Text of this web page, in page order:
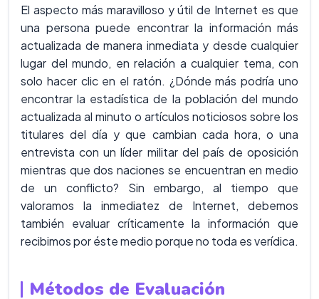
El aspecto más maravilloso y útil de Internet es que
una persona puede encontrar la información más
actualizada de manera inmediata y desde cualquier
lugar del mundo, en relación a cualquier tema, con
solo hacer clic en el ratón. ¿Dónde más podría uno
encontrar la estadística de la población del mundo
actualizada al minuto o artículos noticiosos sobre los
titulares del día y que cambian cada hora, o una
entrevista con un líder militar del país de oposición
mientras que dos naciones se encuentran en medio
de un conflicto? Sin embargo, al tiempo que
valoramos la inmediatez de Internet, debemos
también evaluar críticamente la información que
recibimos por éste medio porque no toda es verídica.
Métodos de Evaluación